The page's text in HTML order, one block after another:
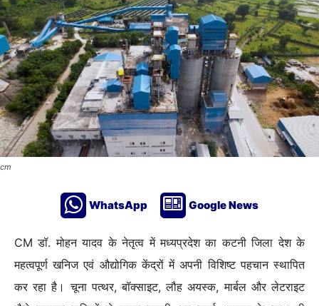
cm
WhatsApp Google News
CM डॉ. मोहन यादव के नेतृत्व में मध्यप्रदेश का कटनी जिला देश के
महत्वपूर्ण खनिज एवं औद्योगिक केंद्रों में अपनी विशिष्ट पहचान स्थापित
कर रहा है। चूना पत्थर, बॉक्साइट, लौह अयस्क, मार्बल और लेटराइट